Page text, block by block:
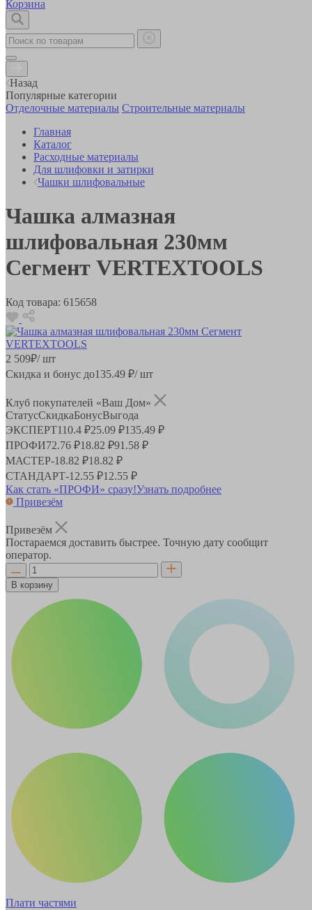
Корзина
Назад
Популярные категории
Отделочные материалы Строительные материалы
Главная
Каталог
Расходные материалы
Для шлифовки и затирки
Чашки шлифовальные
Чашка алмазная
шлифовальная 230мм
Сегмент VERTEXTOOLS
Код товара: 615658
2 509₽/ шт
Скидка и бонус до135.49 ₽/ шт
Клуб покупателей «Ваш Дом»
СтатусСкидкаБонусВыгода
ЭКСПЕРТ110.4 ₽25.09 ₽135.49 ₽
ПРОФИ72.76 ₽18.82 ₽91.58 ₽
МАСТЕР-18.82 ₽18.82 ₽
СТАНДАРТ-12.55 ₽12.55 ₽
Как стать «ПРОФИ» сразу!Узнать подробнее
Привезём
Привезём
Постараемся доставить быстрее. Точную дату сообщит
оператор.
В корзину
Плати частями